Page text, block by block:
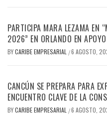
PARTICIPA MARA LEZAMA EN
2026” EN ORLANDO EN
BYCARIBE EMPRESARIAL /6 AGOSTO,
CANCÚN SE PREPARA PARA
ENCUENTRO CLAVE DE LA
BYCARIBE EMPRESARIAL /6 AGOSTO,